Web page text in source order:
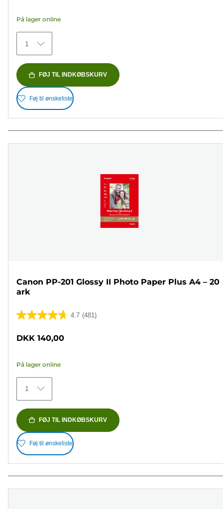
stjerner.
74
anmeldelser
På lager online
1
FØJ TIL INDKØBSKURV
Føj til ønskeliste
Canon PP-201 Glossy II Photo Paper Plus A4 – 20
ark
4.7 (481)
4.7
stjerner.
481
anmeldelser
DKK 140,00
På lager online
1
FØJ TIL INDKØBSKURV
Føj til ønskeliste